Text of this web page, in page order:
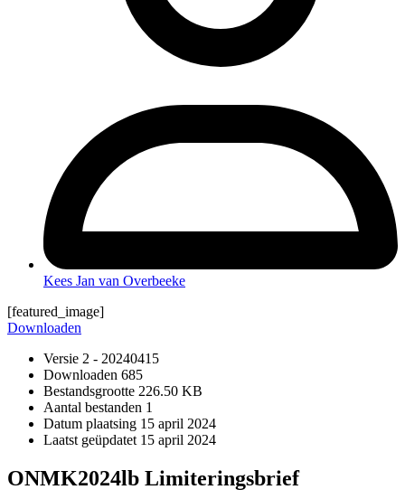
Kees Jan van Overbeeke
[featured_image]
Downloaden
Versie 2 - 20240415
Downloaden 685
Bestandsgrootte 226.50 KB
Aantal bestanden 1
Datum plaatsing 15 april 2024
Laatst geüpdatet 15 april 2024
ONMK2024lb Limiteringsbrief